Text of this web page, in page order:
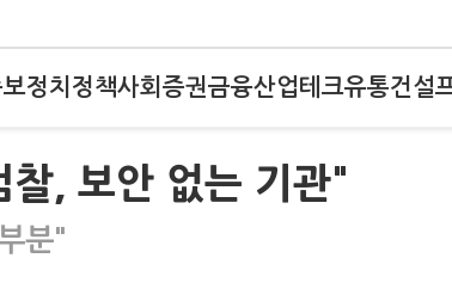
정치 정책사회 증권금융산업테크유통건설
, 보안 없는 기관"
분"